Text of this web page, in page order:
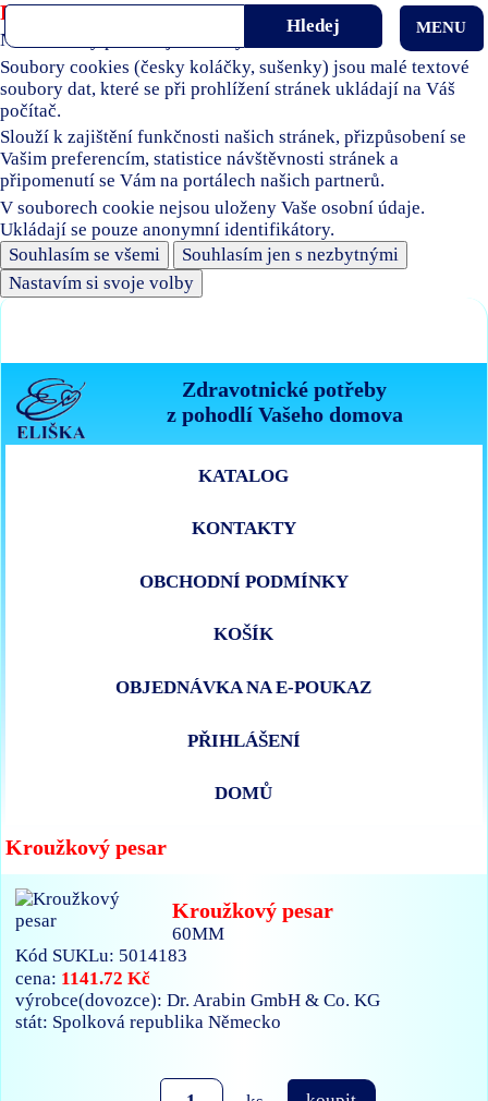
Používáme soubory cookies
Naše stránky používají soubory cookies.
Soubory cookies (česky koláčky, sušenky) jsou malé textové
soubory dat, které se při prohlížení stránek ukládají na Váš
počítač.
Slouží k zajištění funkčnosti našich stránek, přizpůsobení se
Vašim preferencím, statistice návštěvnosti stránek a
připomenutí se Vám na portálech našich partnerů.
V souborech cookie nejsou uloženy Vaše osobní údaje.
Ukládají se pouze anonymní identifikátory.
Souhlasím se všemi
Souhlasím jen s nezbytnými
Nastavím si svoje volby
Zdravotnické potřeby
z pohodlí Vašeho domova
MENU
KATALOG
KONTAKTY
OBCHODNÍ PODMÍNKY
KOŠÍK
OBJEDNÁVKA NA E-POUKAZ
PŘIHLÁŠENÍ
DOMŮ
Kroužkový pesar
Kroužkový pesar
60MM
Kód SUKLu: 5014183
cena: 1141.72 Kč
výrobce(dovozce): Dr. Arabin GmbH & Co. KG
stát: Spolková republika Německo